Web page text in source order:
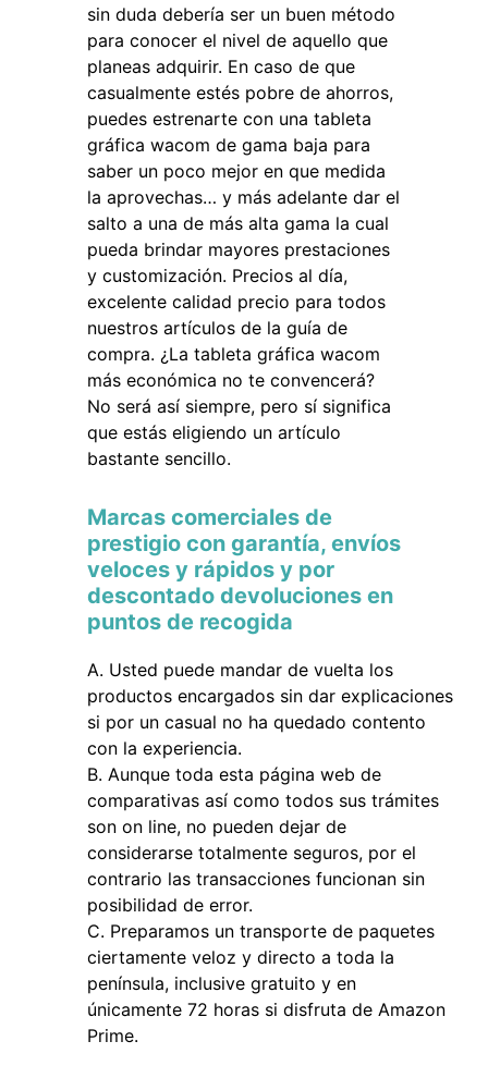
sin duda debería ser un buen método
para conocer el nivel de aquello que
planeas adquirir. En caso de que
casualmente estés pobre de ahorros,
puedes estrenarte con una tableta
gráfica wacom de gama baja para
saber un poco mejor en que medida
la aprovechas… y más adelante dar el
salto a una de más alta gama la cual
pueda brindar mayores prestaciones
y customización. Precios al día,
excelente calidad precio para todos
nuestros artículos de la guía de
compra. ¿La tableta gráfica wacom
más económica no te convencerá?
No será así siempre, pero sí significa
que estás eligiendo un artículo
bastante sencillo.
Marcas comerciales de
prestigio con garantía, envíos
veloces y rápidos y por
descontado devoluciones en
puntos de recogida
Usted puede mandar de vuelta los
productos encargados sin dar explicaciones
si por un casual no ha quedado contento
con la experiencia.
Aunque toda esta página web de
comparativas así como todos sus trámites
son on line, no pueden dejar de
considerarse totalmente seguros, por el
contrario las transacciones funcionan sin
posibilidad de error.
Preparamos un transporte de paquetes
ciertamente veloz y directo a toda la
península, inclusive gratuito y en
únicamente 72 horas si disfruta de Amazon
Prime.